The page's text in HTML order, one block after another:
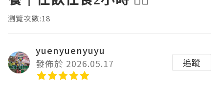
瀏覽次數:18
yuenyuenyuyu
發佈於 2026.05.17
追蹤